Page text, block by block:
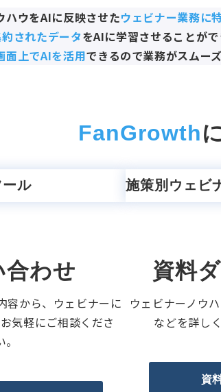
ハウをAIに反映させたウェビナー業務に
されたデータをAIに学習させることがで
面上でAIを活用できるので業務がスムーズ
FanGrowth
ル 施策別ウェビ
合わせ
容から、ウェビナーに
気軽にご相談くださ
。
資料
ウェビナーノウ
などを詳し
資